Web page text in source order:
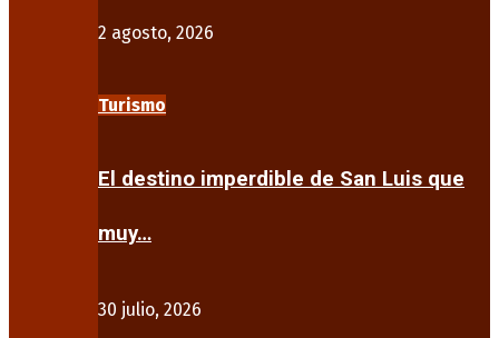
2 agosto, 2026
Turismo
El destino imperdible de San Luis que
muy…
30 julio, 2026